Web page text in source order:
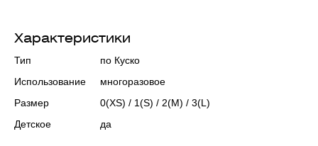
Характеристики
Тип
по Куско
Использование
многоразовое
Размер
0(XS) / 1(S) / 2(M) / 3(L)
Детское
да